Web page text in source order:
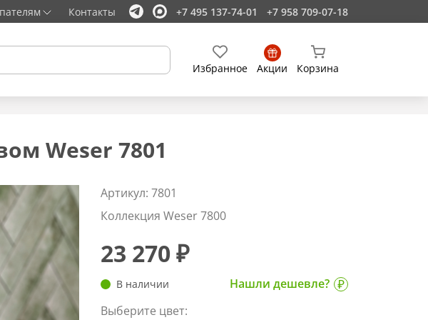
Контакты +7 495 137-74-01 +7 958 709-07-18
Избранное Акции Корзина
Weser 7801
Артикул: 7801
Коллекция Weser 7800
23 270 ₽
В наличии
Нашли дешевле?
Выберите цвет: